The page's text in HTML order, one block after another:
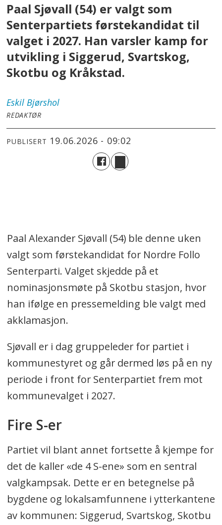
Paal Sjøvall (54) er valgt som
Senterpartiets førstekandidat til
valget i 2027. Han varsler kamp for
utvikling i Siggerud, Svartskog,
Skotbu og Kråkstad.
Eskil Bjørshol
REDAKTØR
PUBLISERT 19.06.2026 - 09:02
Paal Alexander Sjøvall (54) ble denne uken
valgt som førstekandidat for Nordre Follo
Senterparti. Valget skjedde på et
nominasjonsmøte på Skotbu stasjon, hvor
han ifølge en pressemelding ble valgt med
akklamasjon.
Sjøvall er i dag gruppeleder for partiet i
kommunestyret og går dermed løs på en ny
periode i front for Senterpartiet frem mot
kommunevalget i 2027.
Fire S-er
Partiet vil blant annet fortsette å kjempe for
det de kaller «de 4 S-ene» som en sentral
valgkampsak. Dette er en betegnelse på
bygdene og lokalsamfunnene i ytterkantene
av kommunen: Siggerud, Svartskog, Skotbu